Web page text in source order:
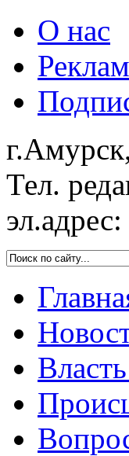
О нас
Тел.
эл.адрес: